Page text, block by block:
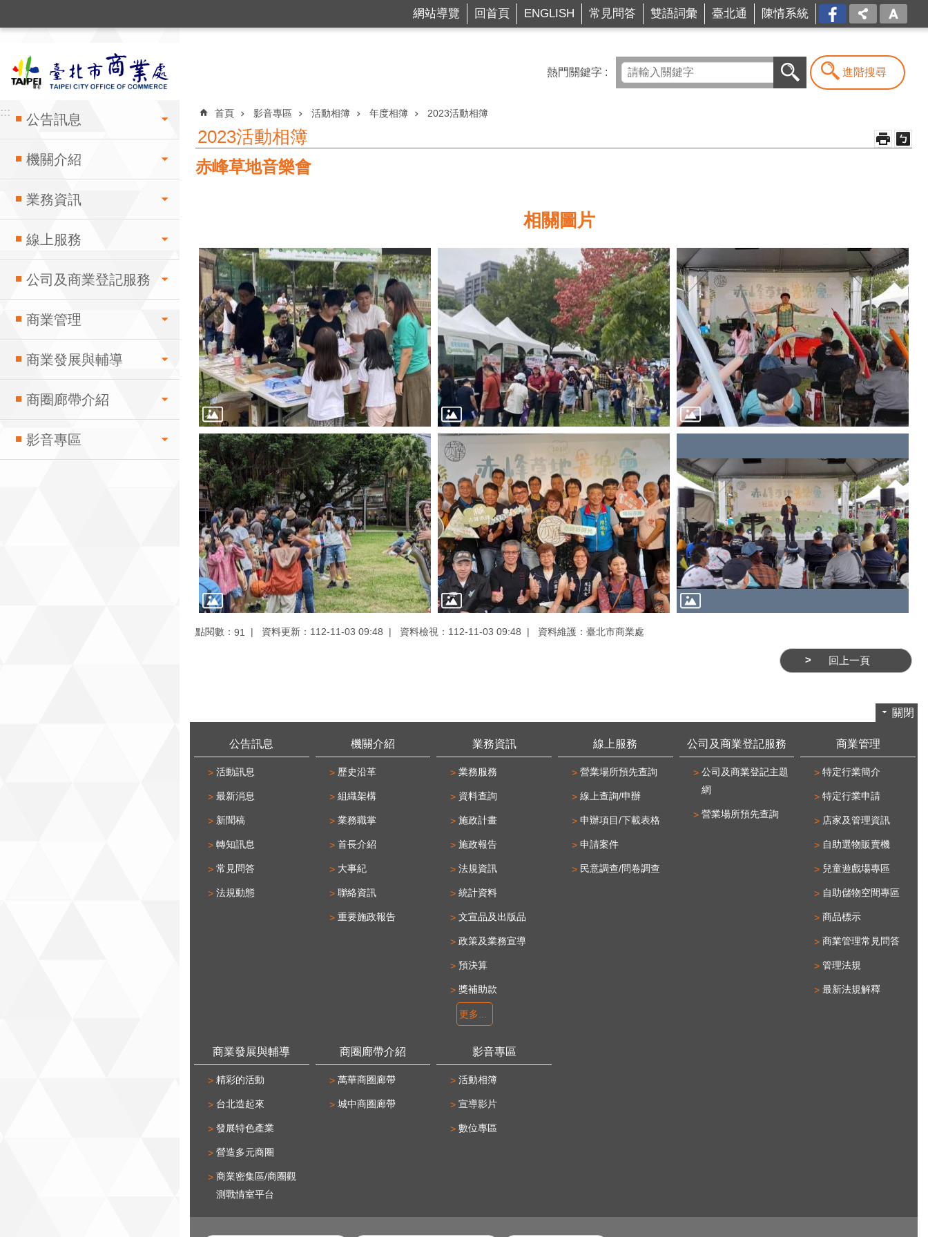
網站導覽 回首頁 ENGLISH 常見問答 雙語詞彙 臺北通 陳情系統 FB
::: 公告訊息
機關介紹
業務資訊
線上服務
公司及商業登記服務
商業管理
商業發展與輔導
商圈廊帶介紹
影音專區
熱門關鍵字 進階搜尋
:::
首頁 影音專區 活動相簿 年度相簿 2023活動相簿
2023活動相簿
赤峰草地音樂會
相關圖片
點閱數： 91 資料更新：112-11-03 09:48 資料檢視：112-11-03 09:48 資料維護：臺北市商業處
回上一頁
關閉
公告訊息
活動訊息
最新消息
新聞稿
轉知訊息
常見問答
法規動態
機關介紹
歷史沿革
組織架構
業務職掌
首長介紹
大事紀
聯絡資訊
重要施政報告
業務資訊
業務服務
資料查詢
施政計畫
施政報告
法規資訊
統計資料
文宣品及出版品
政策及業務宣導
預決算
獎補助款
更多...
線上服務
營業場所預先查詢
線上查詢/申辦
申辦項目/下載表格
申請案件
民意調查/問卷調查
公司及商業登記服務
公司及商業登記主題
網
營業場所預先查詢
商業管理
特定行業簡介
特定行業申請
店家及管理資訊
自助選物販賣機
兒童遊戲場專區
自助儲物空間專區
商品標示
商業管理常見問答
管理法規
最新法規解釋
商業發展與輔導
精彩的活動
台北造起來
發展特色產業
營造多元商圈
商業密集區/商圈觀
測戰情室平台
商圈廊帶介紹
萬華商圈廊帶
城中商圈廊帶
影音專區
活動相簿
宣導影片
數位專區